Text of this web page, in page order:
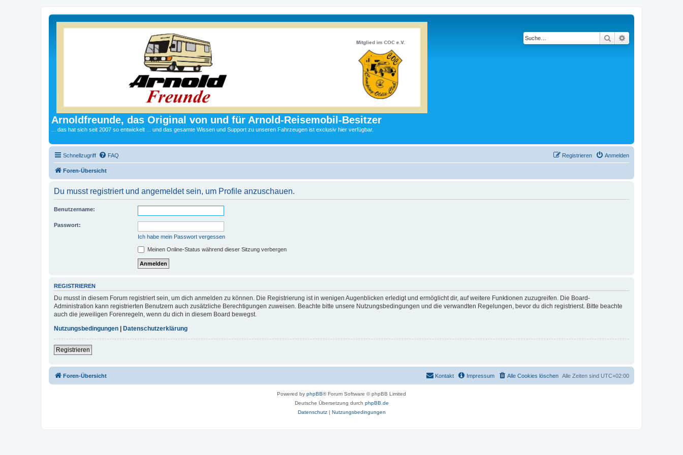
Arnoldfreunde, das Original von und für Arnold-Reisemobil-Besitzer
... das hat sich seit 2007 so entwickelt ... und das gesamte Wissen und Support zu unseren Fahrzeugen ist exclusiv hier verfügbar.
Suche
Schnellzugriff FAQ Anmelden
Registrieren
Foren-Übersicht
Du musst registriert und angemeldet sein, um Profile anzuschauen.
Benutzername:
Passwort:
Ich habe mein Passwort vergessen
Meinen Online-Status während dieser Sitzung verbergen
REGISTRIEREN
Du musst in diesem Forum registriert sein, um dich anmelden zu können. Die Registrierung ist in wenigen Augenblicken erledigt und ermöglicht dir, auf weitere Funktionen zuzugreifen. Die Board-
Administration kann registrierten Benutzern auch zusätzliche Berechtigungen zuweisen. Beachte bitte unsere Nutzungsbedingungen und die verwandten Regelungen, bevor du dich registrierst. Bitte beachte
auch die jeweiligen Forenregeln, wenn du dich in diesem Board bewegst.
Nutzungsbedingungen | Datenschutzerklärung
Registrieren
Foren-Übersicht Alle Zeiten sind UTC+02:00
Alle Cookies löschen
Impressum
Kontakt
Powered by phpBB® Forum Software © phpBB Limited
Deutsche Übersetzung durch phpBB.de
Datenschutz| Nutzungsbedingungen